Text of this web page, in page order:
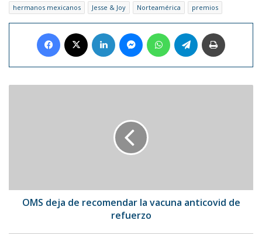
hermanos mexicanos
Jesse & Joy Norteamérica premios
Facebook LinkedIn MessengerWhatsAppTelegram
refuerzo
OMS deja de recomendar la vacuna anticovid de
refuerzo